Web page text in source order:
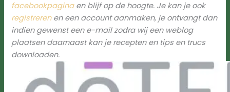
facebookpaginaen blijf op de hoogte. Je kan je ook
registreren en een account aanmaken, je ontvangt dan
indien gewenst een e-mail zodra wij een weblog
plaatsen daarnaast kan je recepten en tips en trucs
downloaden.